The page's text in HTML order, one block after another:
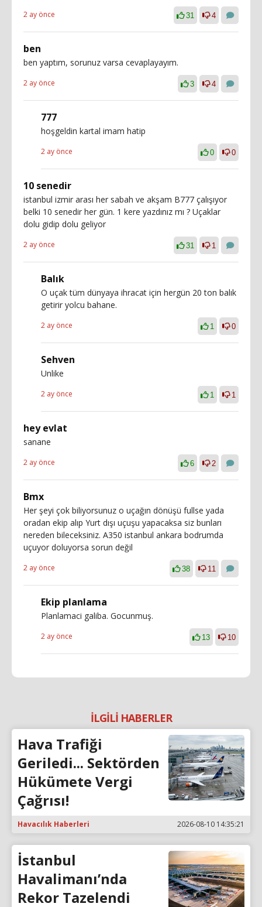
2 ay önce 31 4
ben
ben yaptım, sorunuz varsa cevaplayayım.
2 ay önce 3 4
777
hoşgeldin kartal imam hatip
2 ay önce 0 0
10 senedir
istanbul izmir arası her sabah ve akşam B777 çalışıyor
belki 10 senedir her gün. 1 kere yazdınız mı ? Uçaklar
dolu gidip dolu geliyor
2 ay önce 31 1
Balık
O uçak tüm dünyaya ihracat için hergün 20 ton balık
getirir yolcu bahane.
2 ay önce 1 0
Sehven
Unlike
2 ay önce 1 1
hey evlat
sanane
2 ay önce 6 2
Bmx
Her şeyi çok biliyorsunuz o uçağın dönüşü fullse yada
oradan ekip alıp Yurt dışı uçuşu yapacaksa siz bunları
nereden bileceksiniz. A350 istanbul ankara bodrumda
uçuyor doluyorsa sorun değil
2 ay önce 38 11
Ekip planlama
Planlamaci galiba. Gocunmuş.
2 ay önce 13 10
İLGİLİ HABERLER
Hava Trafiği
Geriledi... Sektörden
Hükümete Vergi
Çağrısı!
Havacılık Haberleri 2026-08-10 14:35:21
İstanbul
Havalimanı’nda
Rekor Tazelendi